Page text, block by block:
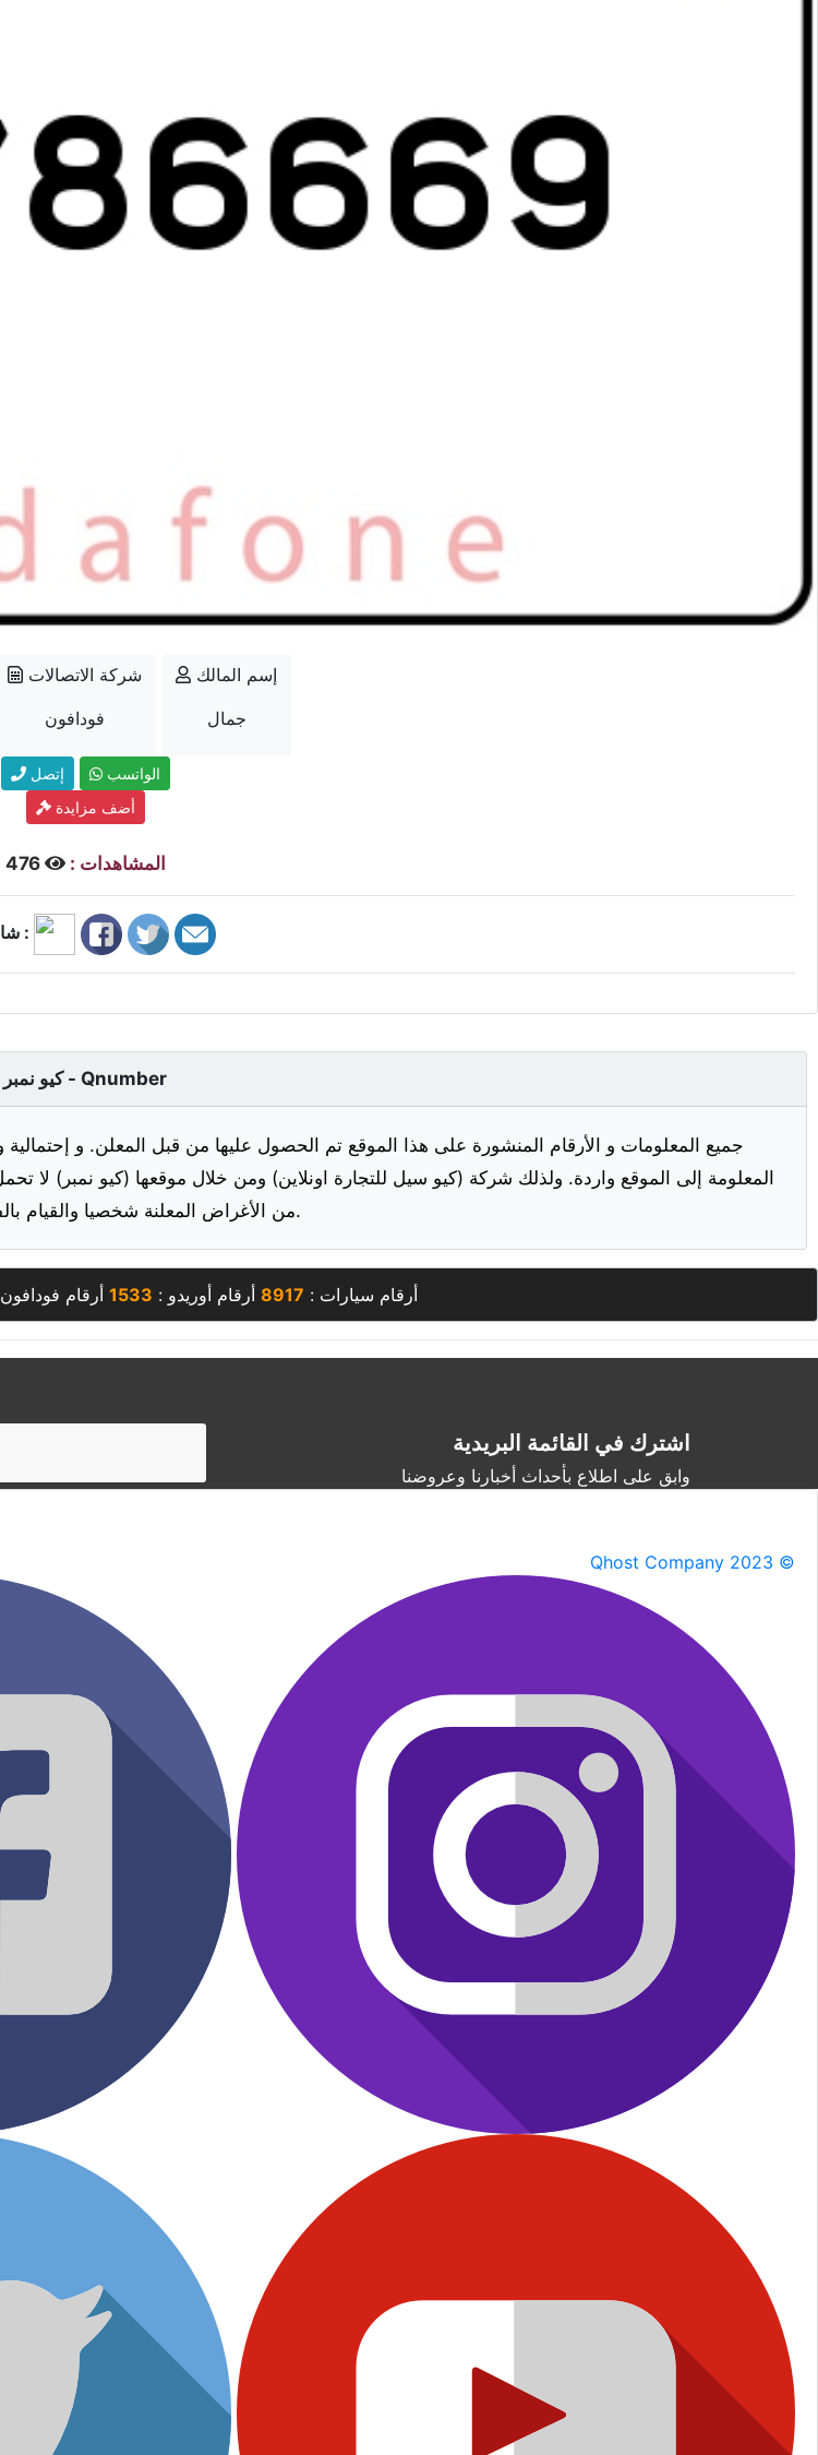
شركة الاتصالات
فودافون
إسم المالك
جمال
إتصل
الواتسب
أضف مزايدة
المشاهدات : 476
شارك :
كيو نمبر - Qnumber
جميع المعلومات و الأرقام المنشورة على هذا الموقع تم الحصول عليها من قبل المعلن. و
المعلومة إلى الموقع واردة. ولذلك شركة (كيو سيل للتجارة اونلاين) ومن خلال موقعها (كيو نمبر) لا
من الأغراض المعلنة شخصيا والقيام بالفحص قبل الشراء.
أرقام سيارات : 8917 أرقام أوريدو : 1533 أرقام
اشترك في القائمة البريدية
وابق على اطلاع بأحداث أخبارنا وعروضنا
Qhost Company 2023 ©